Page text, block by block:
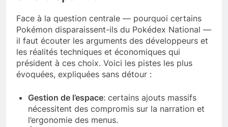
Face à la question centrale — pourquoi certains
Pokémon disparaissent-ils du Pokédex National —
il faut écouter les arguments des développeurs et
les réalités techniques et économiques qui
président à ces choix. Voici les pistes les plus
évoquées, expliquées sans détour :
Gestion de l’espace: certains ajouts massifs
nécessitent des compromis sur la narration et
l’ergonomie des menus.